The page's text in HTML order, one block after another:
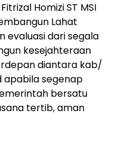
Homizi ST MSI
Lahat
evaluasi dari segala
kesejahteraan
diantara kab/
apabila segenap
bersatu
tertib, aman